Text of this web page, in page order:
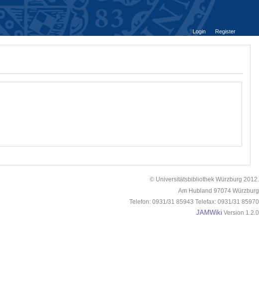
Login
Register
© Universitätsbibliothek Würzburg 2012.
Am Hubland 97074 Würzburg
Telefon: 0931/31 85943 Telefax: 0931/31 85970
JAMWiki Version 1.2.0